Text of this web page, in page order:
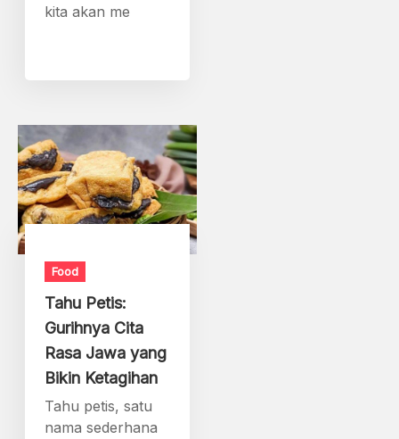
kita akan me
Food
Tahu Petis:
Gurihnya Cita
Rasa Jawa yang
Bikin Ketagihan
Tahu petis, satu
nama sederhana